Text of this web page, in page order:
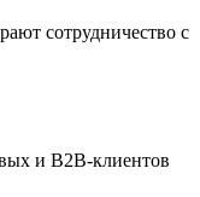
сотрудничество с
и B2B-клиентов